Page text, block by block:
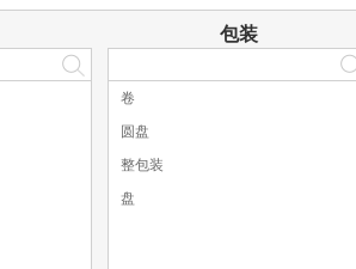
包装
卷
圆盘
整包装
盘